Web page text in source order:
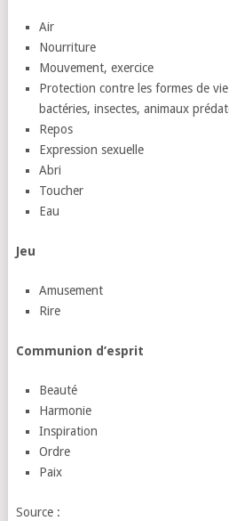
Air
Nourriture
Mouvement, exercice
Protection contre les formes de
bactéries, insectes, animaux
Repos
Expression sexuelle
Abri
Toucher
Eau
Jeu
Amusement
Rire
Communion d’esprit
Beauté
Harmonie
Inspiration
Ordre
Paix
Source :